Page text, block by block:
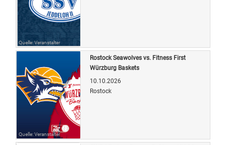
Quelle: Veranstalter
Quelle: Veranstalter
Rostock Seawolves vs. Fitness First
Würzburg Baskets
10.10.2026
Rostock